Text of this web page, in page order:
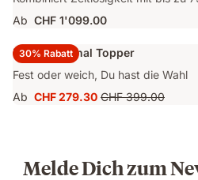
Ab CHF 1'099.00
30% Rabatt
Emma Original Topper
Fest oder weich, Du hast die Wahl
Ab Preis
CHF 279.30 Ursprünglicher
CHF 399.00
Melde Dich zum